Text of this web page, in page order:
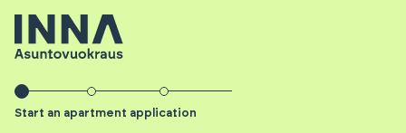
Start an apartment application